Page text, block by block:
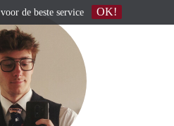
voor de beste service OK!